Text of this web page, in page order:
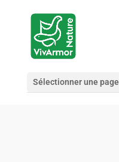
Sélectionner une page